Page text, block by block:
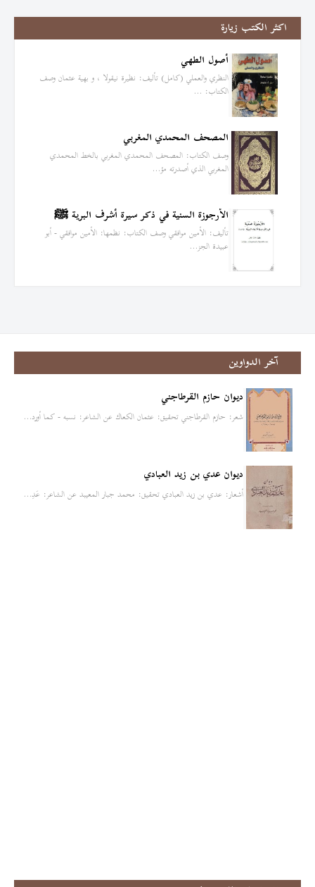
اكثر الكتب زيارة
أصول الطهي
النظري والعملي (كامل) تأليف: نظيرة نيقولا ، و بهية عثمان وصف
الكتاب: …
المصحف المحمدي المغربي
وصف الكتاب: المصحف المحمدي المغربي بالخط المحمدي
المغربي الذي أصدرته مؤ…
الأرجوزة السنية في ذكر سيرة أشرف البرية ﷺ
تأليف: الأمين موافقي وصف الكتاب: نظمها: الأمين موافقي - أبو
عبيدة الجز…
آخر الدواوين
ديوان حازم القرطاجني
شعر: حازم القرطاجني تحقيق: عثمان الكعاك عن الشاعر: نسبه - كما أورد…
ديوان عدي بن زيد العبادي
أشعار: عدي بن زيد العبادي تحقيق: محمد جبار المعيبد عن الشاعر: عَدِ…